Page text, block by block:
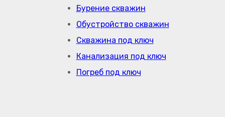
Бурение скважин
Обустройство скважин
Скважина под ключ
Канализация под ключ
Погреб под ключ